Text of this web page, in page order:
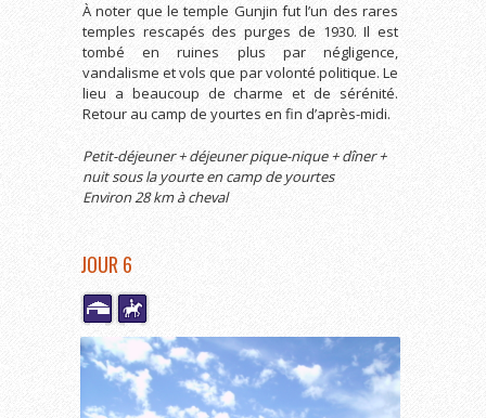
À noter que le temple Gunjin fut l’un des rares
temples rescapés des purges de 1930. Il est
tombé en ruines plus par négligence,
vandalisme et vols que par volonté politique. Le
lieu a beaucoup de charme et de sérénité.
Retour au camp de yourtes en fin d’après-midi.
Petit-déjeuner + déjeuner pique-nique + dîner +
nuit sous la yourte en camp de yourtes
Environ 28 km à cheval
JOUR 6